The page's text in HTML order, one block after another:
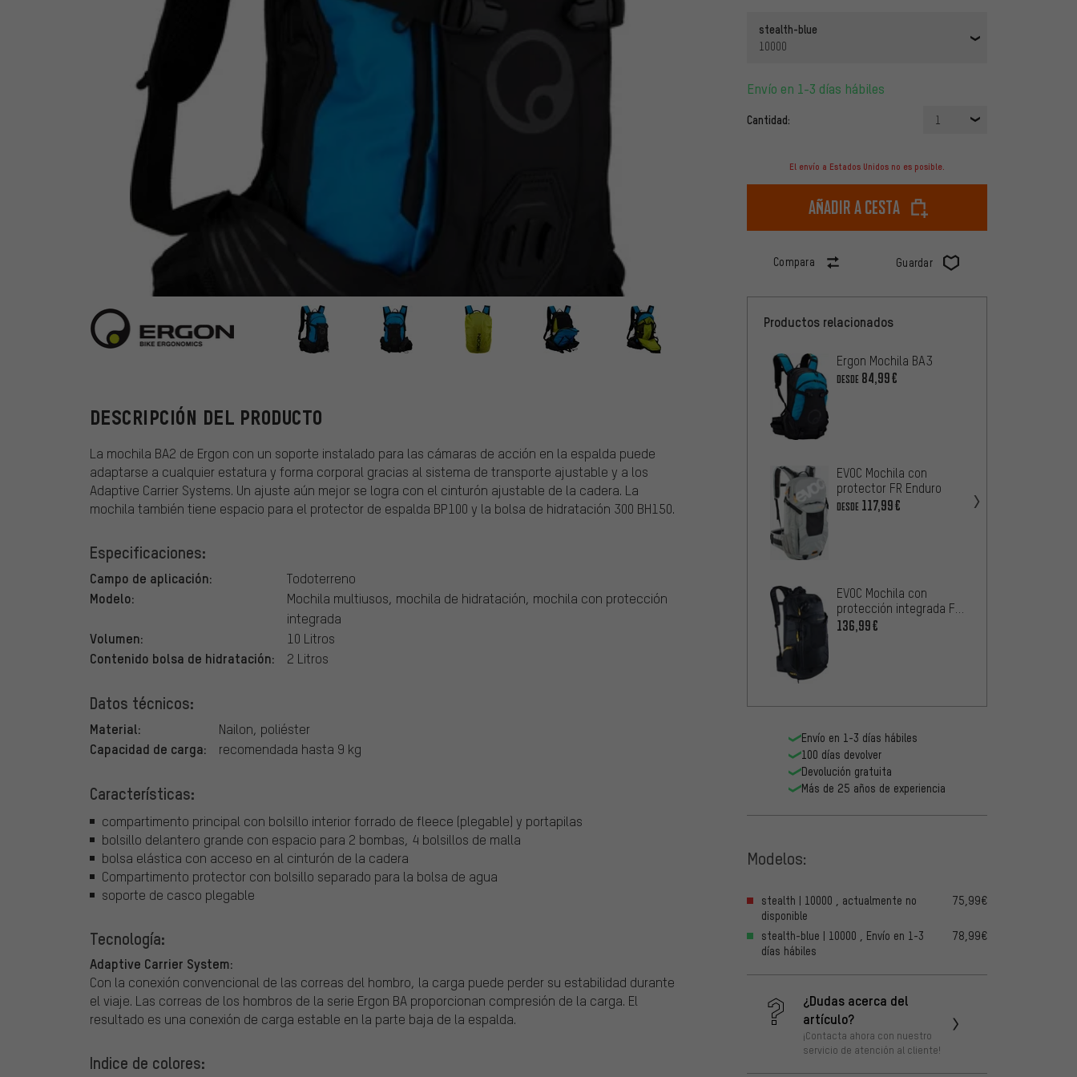
stealth-blue
10000
Envío en 1-3 días hábiles
Cantidad: 1
El envío a Estados Unidos no es posible.
Añadir a cesta
Compara Guardar
Ergon
DESCRIPCIÓN DEL PRODUCTO
La mochila BA2 de Ergon con un soporte instalado para las cámaras de acción en la espalda puede
adaptarse a cualquier estatura y forma corporal gracias al sistema de transporte ajustable y a los
Adaptive Carrier Systems. Un ajuste aún mejor se logra con el cinturón ajustable de la cadera. La
mochila también tiene espacio para el protector de espalda BP100 y la bolsa de hidratación 300 BH150.
Especificaciones:
Campo de aplicación: Todoterreno
Modelo:
Mochila multiusos, mochila de hidratación, mochila con protección
integrada
Volumen: 10 Litros
Contenido bolsa de hidratación: 2 Litros
Datos técnicos:
Material: Nailon, poliéster
Capacidad de carga: recomendada hasta 9 kg
Características:
compartimento principal con bolsillo interior forrado de fleece (plegable) y portapilas
bolsillo delantero grande con espacio para 2 bombas, 4 bolsillos de malla
bolsa elástica con acceso en al cinturón de la cadera
Compartimento protector con bolsillo separado para la bolsa de agua
soporte de casco plegable
Tecnología:
Adaptive Carrier System:
Con la conexión convencional de las correas del hombro, la carga puede perder su estabilidad durante
el viaje. Las correas de los hombros de la serie Ergon BA proporcionan compresión de la carga. El
resultado es una conexión de carga estable en la parte baja de la espalda.
Indice de colores:
Productos relacionados
Ergon Mochila BA3
DESDE 84,99€
EVOC Mochila con
protector FR Enduro
DESDE 117,99€
EVOC Mochila con
protección integrada FR
Trail Blackline
136,99€
Envío en 1-3 días hábiles
100 días devolver
Devolución gratuita
Más de 25 años de experiencia
Modelos:
stealth | 10000 , actualmente no
disponible
75,99€
stealth-blue | 10000 , Envío en 1-3
días hábiles
78,99€
¿Dudas acerca del
artículo?
¡Contacta ahora con nuestro
servicio de atención al cliente!